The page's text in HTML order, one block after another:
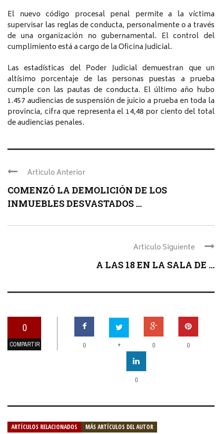
El nuevo código procesal penal permite a la víctima
supervisar las reglas de conducta, personalmente o a través
de una organización no gubernamental. El control del
cumplimiento está a cargo de la Oficina Judicial.
Las estadísticas del Poder Judicial demuestran que un
altísimo porcentaje de las personas puestas a prueba
cumple con las pautas de conducta. El último año hubo
1.457 audiencias de suspensión de juicio a prueba en toda la
provincia, cifra que representa el 14,48 por ciento del total
de audiencias penales.
Articulo Anterior
COMENZÓ LA DEMOLICIÓN DE LOS
INMUEBLES DESVASTADOS ...
Articulo Siguiente
A LAS 18 EN LA SALA DE ...
0
COMPARTIR 0 + 0 0
0
ARTÍCULOS RELACIONADOS MÁS ARTÍCULOS DEL AUTOR